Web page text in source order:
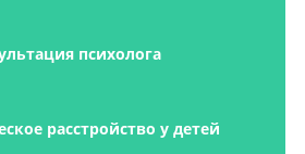
психолога
расстройство у детей